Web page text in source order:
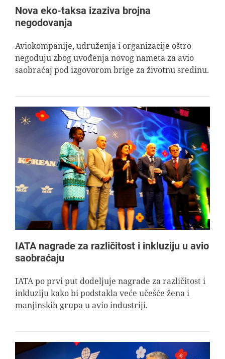
Nova eko-taksa izaziva brojna
negodovanja
Aviokompanije, udruženja i organizacije oštro
negoduju zbog uvođenja novog nameta za avio
saobraćaj pod izgovorom brige za životnu sredinu.
IATA nagrade za različitost i inkluziju u avio
saobraćaju
IATA po prvi put dodeljuje nagrade za različitost i
inkluziju kako bi podstakla veće učešće žena i
manjinskih grupa u avio industriji.